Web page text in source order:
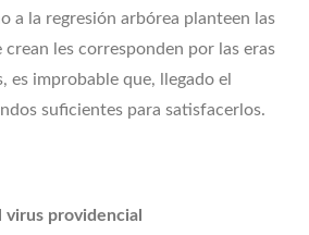
a la regresión arbórea planteen las
crean les corresponden por las eras
es improbable que, llegado el
suficientes para satisfacerlos.
virus providencial